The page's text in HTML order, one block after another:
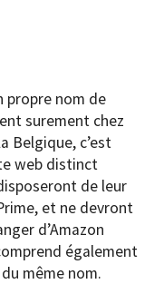
propre nom de
surement chez
Belgique, c’est
web distinct
de leur
et ne devront
d’Amazon
également
même nom.